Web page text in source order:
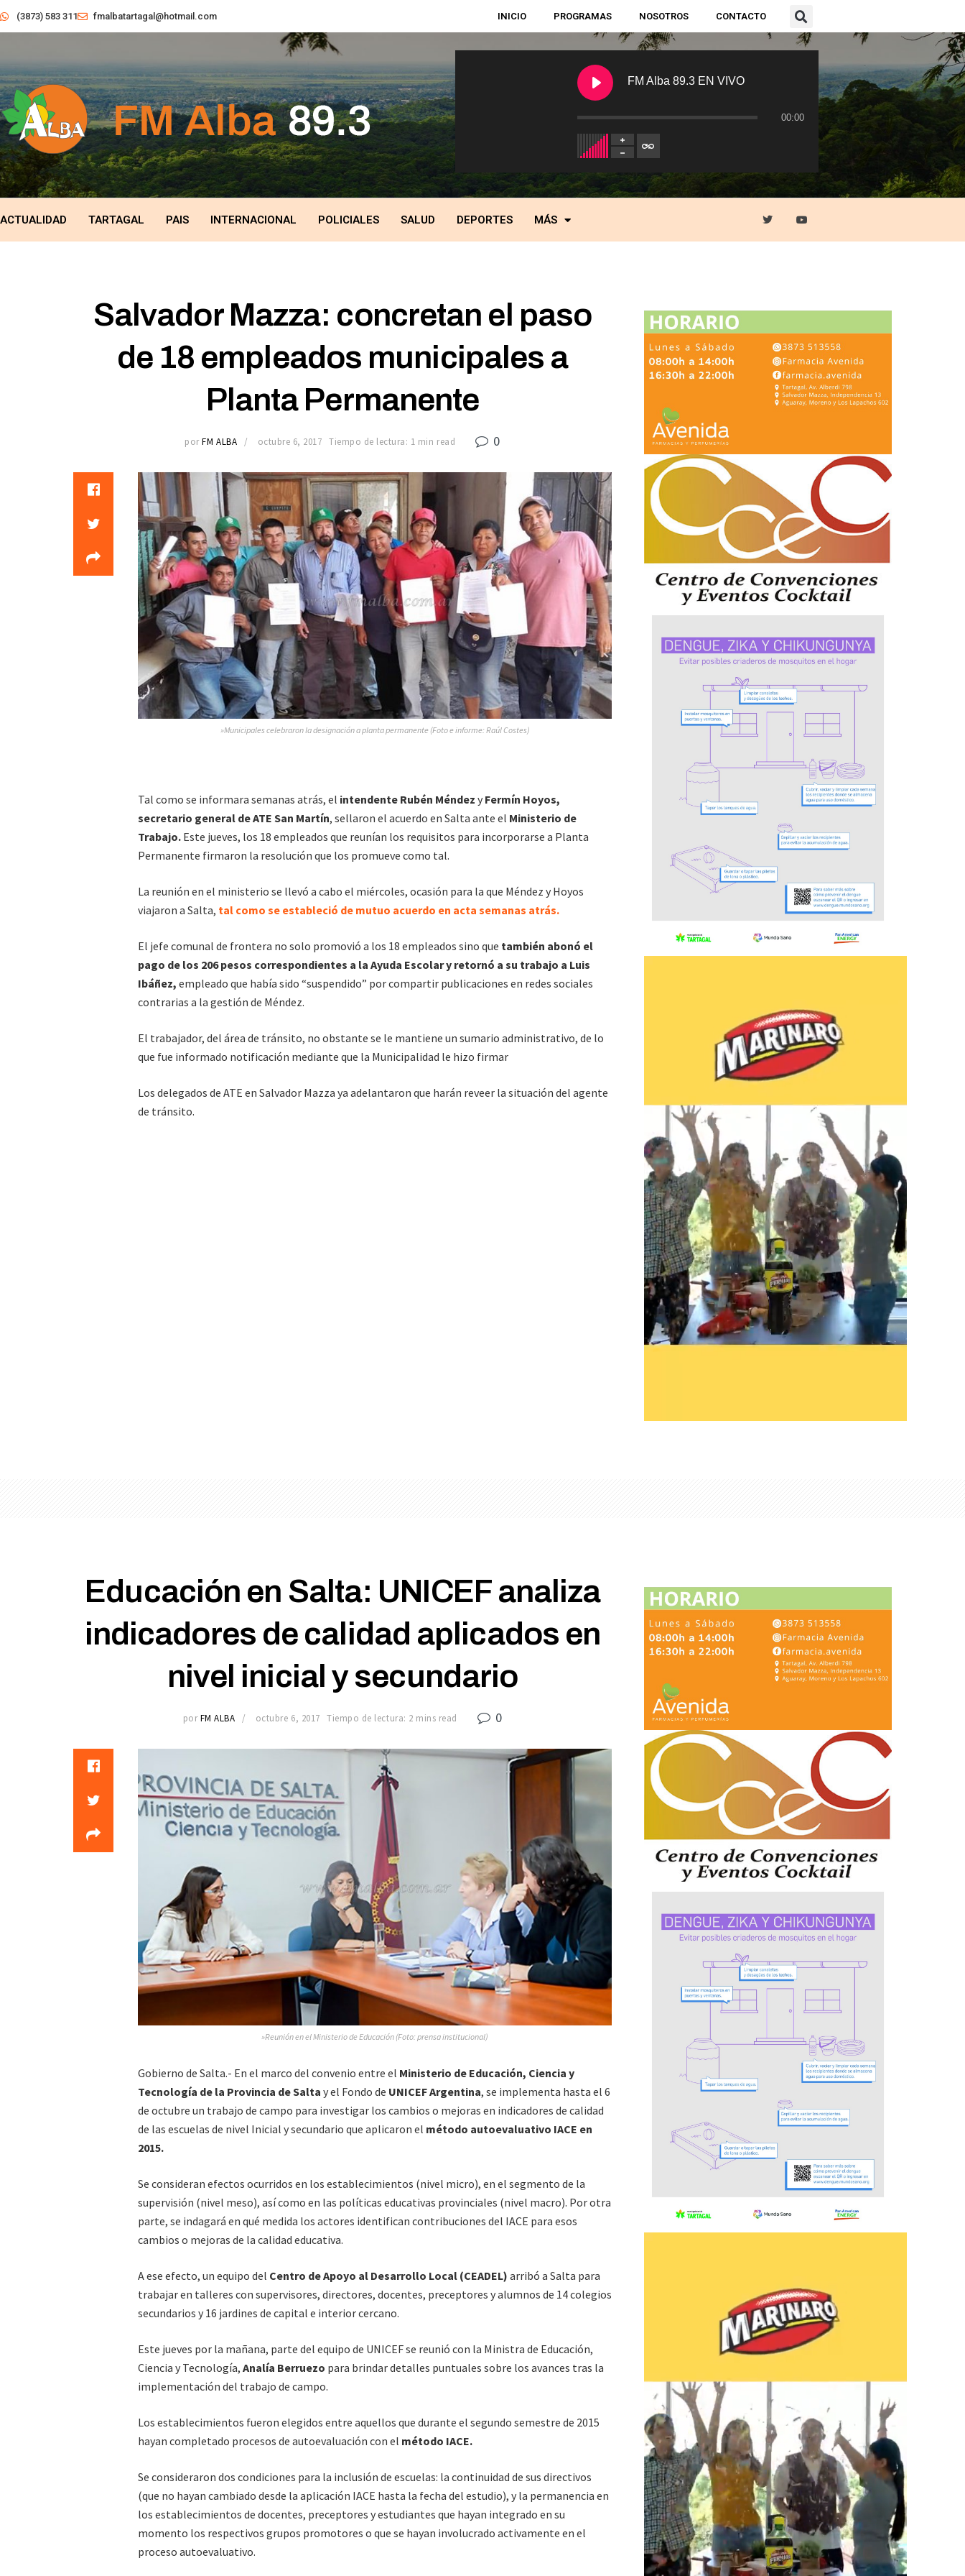
(3873) 583 311 fmalbatartagal@hotmail.com INICIO PROGRAMAS NOSOTROS CONTACTO
FM Alba 89.3 EN VIVO
00:00
ACTUALIDAD TARTAGAL PAIS INTERNACIONAL POLICIALES SALUD DEPORTES MÁS
Salvador Mazza: concretan el paso
de 18 empleados municipales a
Planta Permanente
por FM ALBA octubre 6, 2017 Tiempo de lectura: 1 min read 0
»Municipales celebraron la designación a planta permanente (Foto e informe: Raúl Costes)
Tal como se informara semanas atrás, el intendente Rubén Méndez y Fermín Hoyos,
secretario general de ATE San Martín, sellaron el acuerdo en Salta ante el Ministerio de
Trabajo. Este jueves, los 18 empleados que reunían los requisitos para incorporarse a Planta
Permanente firmaron la resolución que los promueve como tal.
La reunión en el ministerio se llevó a cabo el miércoles, ocasión para la que Méndez y Hoyos
viajaron a Salta, tal como se estableció de mutuo acuerdo en acta semanas atrás.
El jefe comunal de frontera no solo promovió a los 18 empleados sino que también abonó el
pago de los 206 pesos correspondientes a la Ayuda Escolar y retornó a su trabajo a Luis
Ibáñez, empleado que había sido “suspendido” por compartir publicaciones en redes sociales
contrarias a la gestión de Méndez.
El trabajador, del área de tránsito, no obstante se le mantiene un sumario administrativo, de lo
que fue informado notificación mediante que la Municipalidad le hizo firmar
Los delegados de ATE en Salvador Mazza ya adelantaron que harán reveer la situación del agente
de tránsito.
Educación en Salta: UNICEF analiza
indicadores de calidad aplicados en
nivel inicial y secundario
por FM ALBA octubre 6, 2017 Tiempo de lectura: 2 mins read 0
»Reunión en el Ministerio de Educación (Foto: prensa institucional)
Gobierno de Salta.- En el marco del convenio entre el Ministerio de Educación, Ciencia y
Tecnología de la Provincia de Salta y el Fondo de UNICEF Argentina, se implementa hasta el 6
de octubre un trabajo de campo para investigar los cambios o mejoras en indicadores de calidad
de las escuelas de nivel Inicial y secundario que aplicaron el método autoevaluativo IACE en
2015.
Se consideran efectos ocurridos en los establecimientos (nivel micro), en el segmento de la
supervisión (nivel meso), así como en las políticas educativas provinciales (nivel macro). Por otra
parte, se indagará en qué medida los actores identifican contribuciones del IACE para esos
cambios o mejoras de la calidad educativa.
A ese efecto, un equipo del Centro de Apoyo al Desarrollo Local (CEADEL) arribó a Salta para
trabajar en talleres con supervisores, directores, docentes, preceptores y alumnos de 14 colegios
secundarios y 16 jardines de capital e interior cercano.
Este jueves por la mañana, parte del equipo de UNICEF se reunió con la Ministra de Educación,
Ciencia y Tecnología, Analía Berruezo para brindar detalles puntuales sobre los avances tras la
implementación del trabajo de campo.
Los establecimientos fueron elegidos entre aquellos que durante el segundo semestre de 2015
hayan completado procesos de autoevaluación con el método IACE.
Se consideraron dos condiciones para la inclusión de escuelas: la continuidad de sus directivos
(que no hayan cambiado desde la aplicación IACE hasta la fecha del estudio), y la permanencia en
los establecimientos de docentes, preceptores y estudiantes que hayan integrado en su
momento los respectivos grupos promotores o que se hayan involucrado activamente en el
proceso autoevaluativo.